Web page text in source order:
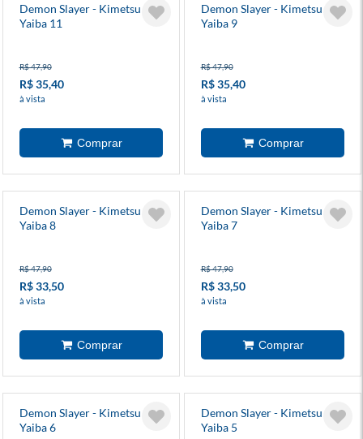
Demon Slayer - Kimetsu No
Yaiba 11
R$ 47,90
R$ 35,40
à vista
Demon Slayer - Kimetsu No
Yaiba 9
R$ 47,90
R$ 35,40
à vista
Demon Slayer - Kimetsu No
Yaiba 8
R$ 47,90
R$ 33,50
à vista
Demon Slayer - Kimetsu No
Yaiba 7
R$ 47,90
R$ 33,50
à vista
Demon Slayer - Kimetsu No
Yaiba 6
Demon Slayer - Kimetsu No
Yaiba 5